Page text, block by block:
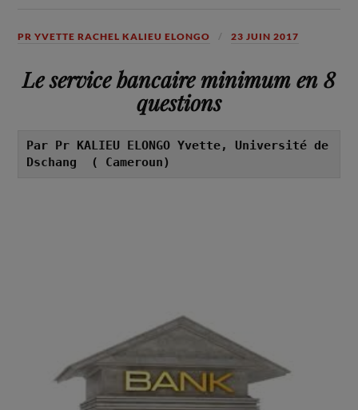
PR YVETTE RACHEL KALIEU ELONGO 23 JUIN 2017
Le service bancaire minimum en 8
questions
Par Pr KALIEU ELONGO Yvette, Université de
Dschang  ( Cameroun)